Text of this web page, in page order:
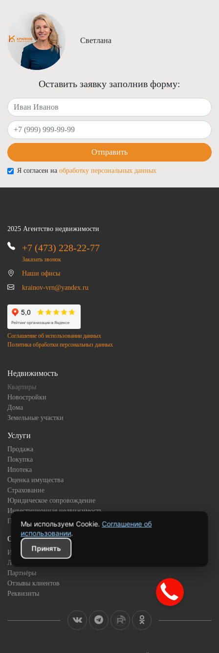
Светлана
Оставить заявку заполнив форму:
Ваше имя
Ваш телефон
Отправить
Я согласен на обработку персональных данных
2025 Агентство недвижимости
+7 (473) 228-22-77
Заказать звонок
Наши офисы
krainov-vrn@yandex.ru
Соглашение об использовании данных
Политика обработки персональныз данных
Недвижимость
Квартиры
Новостройки
Дома
Земельные участки
Услуги
Продажа
Покупка
Ипотека
Оценка имущества
Страхование
Юридическое сопровождение
Инвестиционная недвижимость
Подбор квартиры в новостройке
О компании
История
Лицензии и сертификаты
Партнёры
Отзывы клиентов
Реквизиты
Мы используем Cookie. Соглашение об
использовании.
Принять